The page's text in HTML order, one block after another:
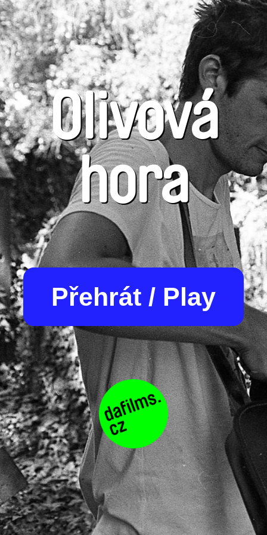
Olivová
hora
Přehrát / Play